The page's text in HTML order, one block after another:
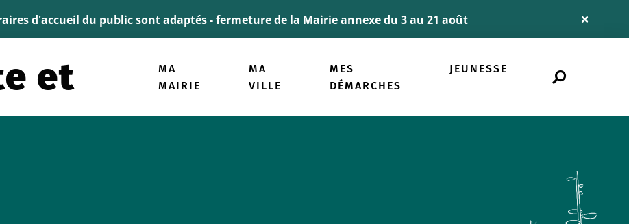
d'accueil du public sont adaptés - fermeture de la Mairie annexe du 3 au 21 août
Fermer
Info
MA
MAIRIE
MA
VILLE
MES
DÉMARCHES
JEUNESSE